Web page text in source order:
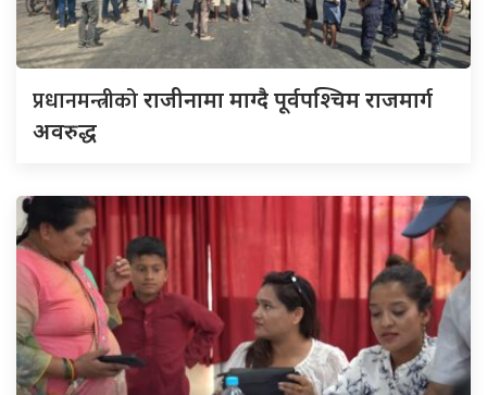
प्रधानमन्त्रीकोराजीनामा माग्दै पूर्वपश्चिम राजमार्ग
अवरुद्ध